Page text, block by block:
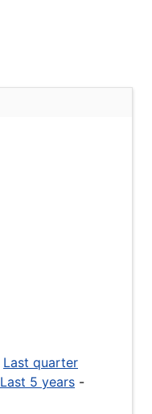
Last quarter
Last 5 years -